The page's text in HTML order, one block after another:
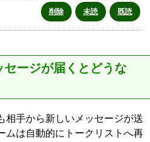
削除
未読 既読
ージが届くとどうな
相手から新しいメッセージが送
ムは自動的にトークリストへ再